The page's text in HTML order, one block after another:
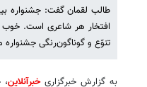
طالب لقمان گفت: جشنواره
افتخار هر شاعری است. خوب
تنوّع و گوناگون‌رنگی
به گزارش خبرگزاریخبرآنلاین،